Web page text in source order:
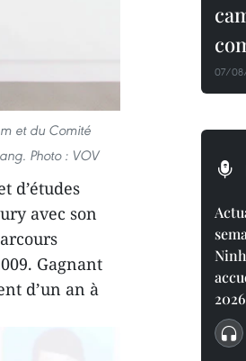
et du Comité
Photo : VOV
d’études
avec son
Gagnant
d’un an à
07/
2026